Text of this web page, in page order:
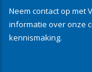
Neem contact op met
informatie over onze
kennismaking.